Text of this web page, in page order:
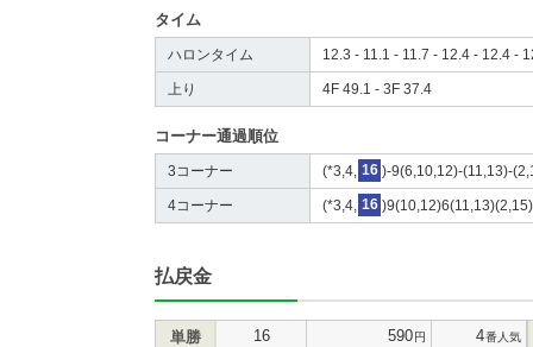
タイム
ハロンタイム 12.3 - 11.1 - 11.7 - 12.4 - 12.4 -
上り 4F 49.1 - 3F 37.4
コーナー通過順位
3コーナー (*3,4, 16 )-9(6,10,12)-(11,13)-
4コーナー (*3,4, 16
払戻金
単勝 16 590円 4番人気